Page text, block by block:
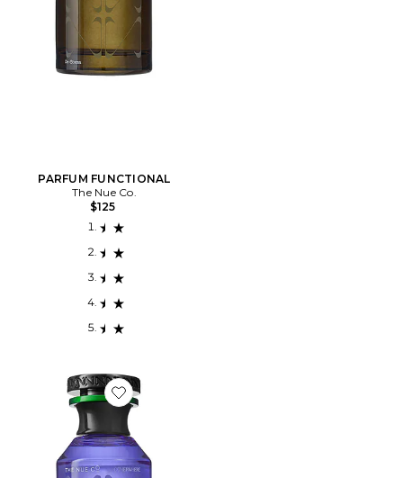
PARFUM FUNCTIONAL
The Nue Co.
$125
Favorite OTHERWHERE 50 ML OTHERWHERE 50ML